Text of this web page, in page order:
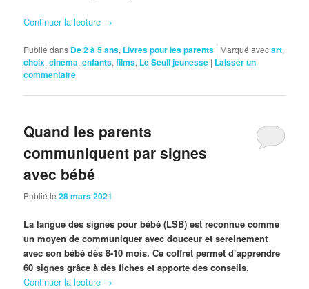
Continuer la lecture →
Publié dans De 2 à 5 ans, Livres pour les parents | Marqué avecart,
choix,cinéma,enfants,films, Le Seuil jeunesse | Laisser un
commentaire
Quand les parents
communiquent par signes
avec bébé
Publié le28 mars 2021
La langue des signes pour bébé (LSB) est reconnue comme
un moyen de communiquer avec douceur et sereinement
avec son bébé dès 8-10 mois. Ce coffret permet d’apprendre
60 signes grâce à des fiches et apporte des conseils.
Continuer la lecture →